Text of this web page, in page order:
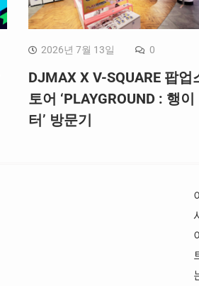
2026년 7월 13일 0
DJMAX X V-SQUARE 팝업
토어 ‘PLAYGROUND : 행이
터’ 방문기